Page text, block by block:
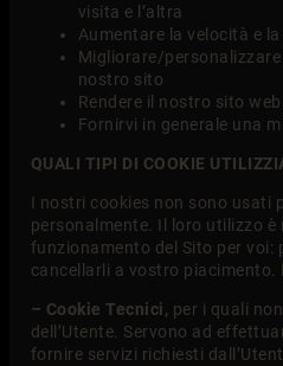
visita e l’altra
Aumentare la velocità e
Migliorare/
nostro sito
Rendere il nostro sito
Fornirvi in generale una
QUALI TIPI DI COOKIE
I nostri cookies non sono usati
personalmente. Il loro utilizzo è
funzionamento del Sito per
cancellarli a vostro
– Cookie Tecnici, per i quali
dell’Utente. Servono ad
fornire servizi richiesti